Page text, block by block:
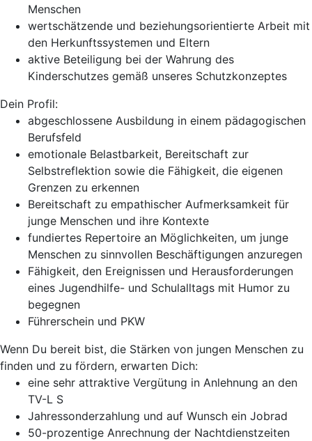
Menschen
wertschätzende und beziehungsorientierte Arbeit mit
den Herkunftssystemen und Eltern
aktive Beteiligung bei der Wahrung des
Kinderschutzes gemäß unseres Schutzkonzeptes
Dein Profil:
abgeschlossene Ausbildung in einem pädagogischen
Berufsfeld
emotionale Belastbarkeit, Bereitschaft zur
Selbstreflektion sowie die Fähigkeit, die eigenen
Grenzen zu erkennen
Bereitschaft zu empathischer Aufmerksamkeit für
junge Menschen und ihre Kontexte
fundiertes Repertoire an Möglichkeiten, um junge
Menschen zu sinnvollen Beschäftigungen anzuregen
Fähigkeit, den Ereignissen und Herausforderungen
eines Jugendhilfe- und Schulalltags mit Humor zu
begegnen
Führerschein und PKW
Wenn Du bereit bist, die Stärken von jungen Menschen zu
finden und zu fördern, erwarten Dich:
eine sehr attraktive Vergütung in Anlehnung an den
TV-L S
Jahressonderzahlung und auf Wunsch ein Jobrad
50-prozentige Anrechnung der Nachtdienstzeiten